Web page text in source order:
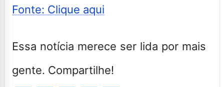
Fonte: Clique aqui
Essa notícia merece ser lida por mais
gente. Compartilhe!